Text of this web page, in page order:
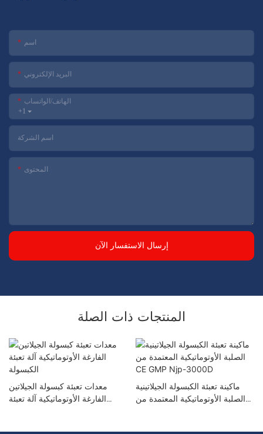
اسم
البريد الإلكتروني
+1
الهاتف/الواتساب
اسم الشركة
المحتوى
إرسال الاستفسار الآن
المنتجات ذات الصلة
معدات تعبئة كبسولة الجيلاتين
الفارغة الأوتوماتيكية آلة تعبئة
ماكينة تعبئة الكبسولة الجيلاتينية
الصلبة الأوتوماتيكية المعتمدة من